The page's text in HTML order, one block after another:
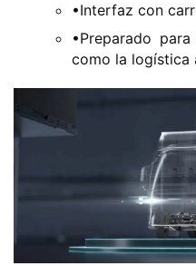
•Interfaz con
•Preparado
como la logística